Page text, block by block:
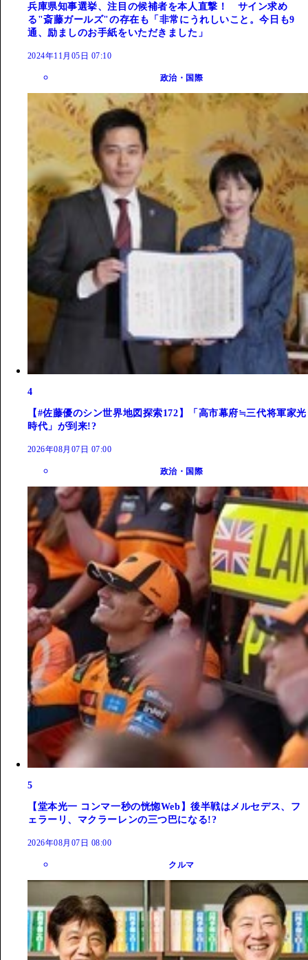
兵庫県知事選挙、注目の候補者を本人直撃！ サイン求め
る"斎藤ガールズ"の存在も「非常にうれしいこと。今日も9
通、励ましのお手紙をいただきました」
2024年11月05日 07:10
政治・国際
4
【#佐藤優のシン世界地図探索172】「高市幕府≒三代将軍家光
時代」が到来!?
2026年08月07日 07:00
政治・国際
5
【堂本光一 コンマ一秒の恍惚Web】後半戦はメルセデス、フ
ェラーリ、マクラーレンの三つ巴になる!?
2026年08月07日 08:00
クルマ